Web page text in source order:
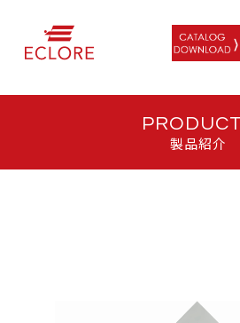
製品紹介